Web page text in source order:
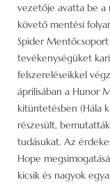
vezetője avatta be a
követő mentési
Spider
tevékenységüket
felszereléseikkel
áprilisában a Hunor
kitüntetésben (Hála
részesült,
tudásukat. Az
Hope
kicsik és nagyok